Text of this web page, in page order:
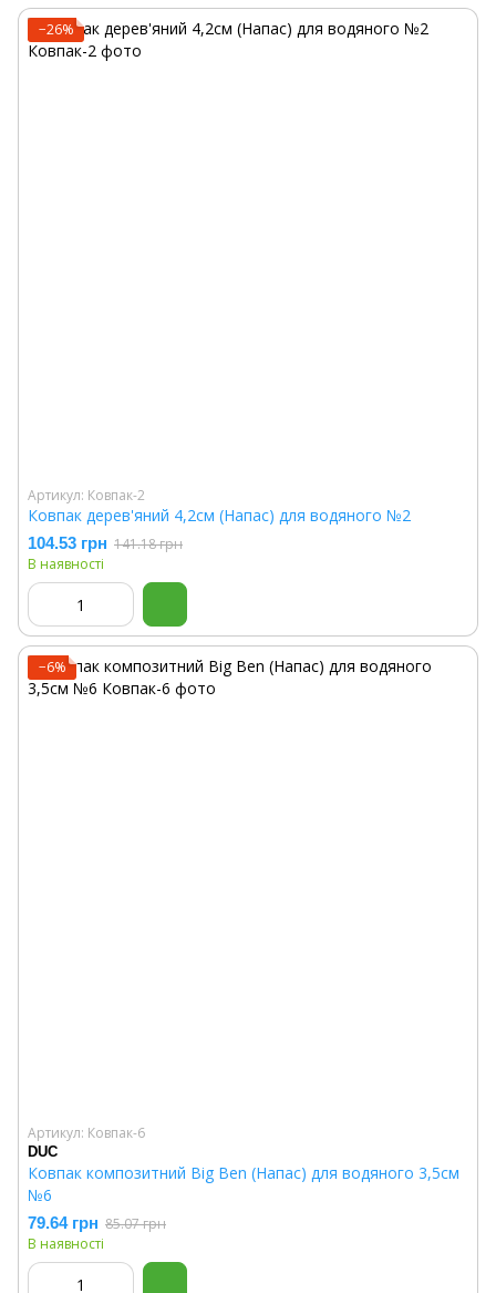
−26%
Артикул: Ковпак-2
Ковпак дерев'яний 4,2см (Напас) для водяного №2
104.53 грн 141.18 грн
В наявності
−6%
Артикул: Ковпак-6
DUC
Ковпак композитний Big Ben (Напас) для водяного 3,5см
№6
79.64 грн 85.07 грн
В наявності